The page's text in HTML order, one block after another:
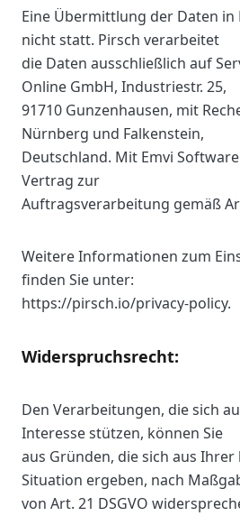
Eine Übermittlung der Daten
nicht statt. Pirsch verarbeitet
die Daten ausschließlich auf
Online GmbH, Industriestr. 25,
91710 Gunzenhausen, mit
Nürnberg und Falkenstein,
Deutschland. Mit Emvi
Vertrag zur
Auftragsverarbeitung gemäß
Weitere Informationen zum
finden Sie unter:
https://pirsch.io/privacy-policy.
Widerspruchsrecht:
Den Verarbeitungen, die sich
Interesse stützen, können Sie
aus Gründen, die sich aus
Situation ergeben, nach
von Art. 21 DSGVO